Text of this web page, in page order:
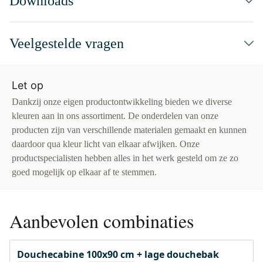
Veelgestelde vragen
Let op
Dankzij onze eigen productontwikkeling bieden we diverse
kleuren aan in ons assortiment. De onderdelen van onze
producten zijn van verschillende materialen gemaakt en kunnen
daardoor qua kleur licht van elkaar afwijken. Onze
productspecialisten hebben alles in het werk gesteld om ze zo
goed mogelijk op elkaar af te stemmen.
Aanbevolen combinaties
Douchecabine 100x90 cm + lage douchebak